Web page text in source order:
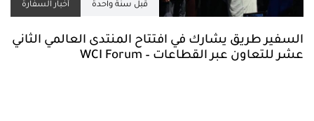
قبل سنة واحدة أخبار السفارة
السفير طريق يشارك في افتتاح المنتدى العالمي الثاني
عشر للتعاون عبر القطاعات – WCI Forum